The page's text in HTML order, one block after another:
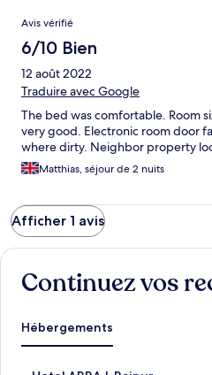
Avis
Avis vérifié
6/10 Bien
12 août 2022
Traduire avec Google
The bed was comfortable. Room
very good. Electronic room door
where dirty. Neighbor property
Matthias, séjour de 2 nuits
Afficher 1 avis
Continuez vos
Hébergements